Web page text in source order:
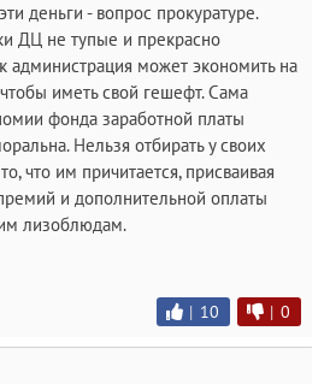
деньги - вопрос прокуратуре.
ДЦ не тупые и прекрасно
администрация может экономить на
иметь свой гешефт. Сама
фонда заработной платы
Нельзя отбирать у своих
что им причитается, присваивая
и дополнительной оплаты
лизоблюдам.
| 10 | 0